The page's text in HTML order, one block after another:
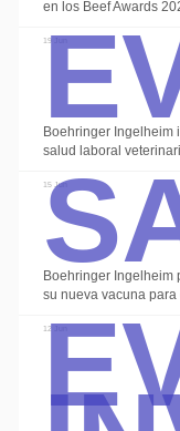
en los Beef Awards
19 Jun
Boehringer Ingelheim
salud laboral
15 Jun
Boehringer Ingelheim
su nueva vacuna
12 Jun